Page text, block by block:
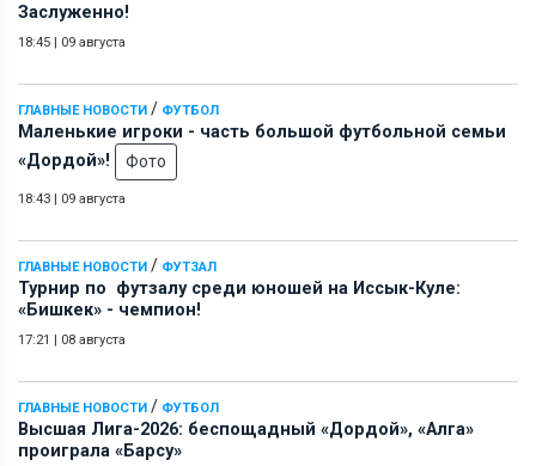
Заслуженно!
18:45 | 09 августа
ГЛАВНЫЕ НОВОСТИ / ФУТБОЛ
Маленькие игроки - часть большой футбольной семьи
«Дордой»!
Фото
18:43 | 09 августа
ГЛАВНЫЕ НОВОСТИ / ФУТЗАЛ
Турнир по футзалу среди юношей на Иссык-Куле:
«Бишкек» - чемпион!
17:21 | 08 августа
ГЛАВНЫЕ НОВОСТИ / ФУТБОЛ
Высшая Лига-2026: беспощадный «Дордой», «Алга»
проиграла «Барсу»